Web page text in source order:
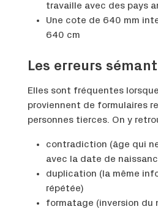
travaille avec des pays
Une cote de 640 mm
640 cm
Les erreurs
Elles sont fréquentes
proviennent de formulaires
personnes tierces. On y
contradiction (âge qui
avec la date de
duplication (la même
répétée)
formatage (inversion du